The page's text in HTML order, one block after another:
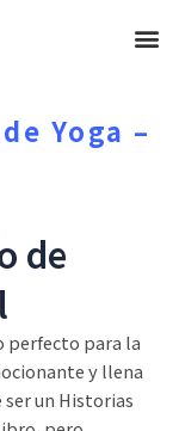
メ
ュ
Yoga –
de
perfecto para la
y llena
ser un Historias